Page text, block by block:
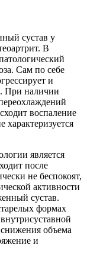
сустав у
В
Сам по себе
и
При наличии
воспаление
является
после
не беспокоят,
активности
сустав.
формах
объема
и